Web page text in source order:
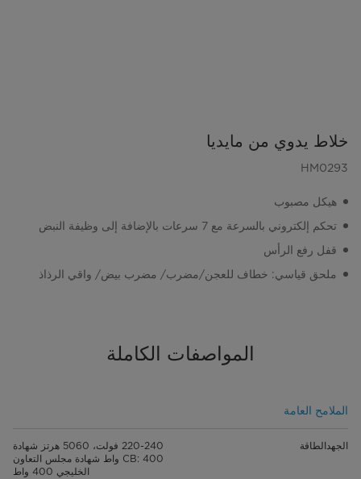
خلاط يدوي من مايديا
HM0293
هيكل مصبوب
تحكم إلكتروني بالسرعة مع 7 سرعات بالإضافة إلى وظيفة النبض
قفل رفع الرأس
ملحق قياسي: خطاف للعجن/مضرب/ مضرب بيض/ واقي الرذاذ
المواصفات الكاملة
الملامح العامة
الجهدالطاقة
220-240 فولت، 5060 هرتز شهادة
CB: 400 واط شهادة مجلس التعاون
الخليجي 400 واط